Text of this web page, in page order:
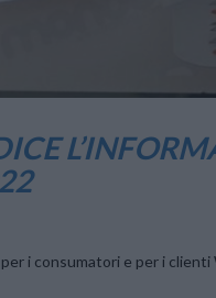
i consumatori e per i